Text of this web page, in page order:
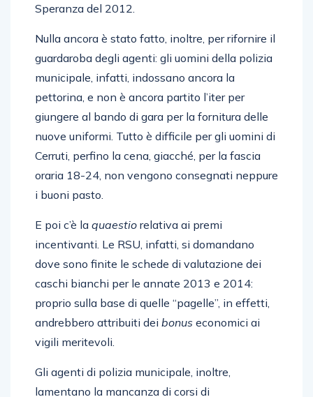
Speranza del 2012.
Nulla ancora è stato fatto, inoltre, per rifornire il
guardaroba degli agenti: gli uomini della polizia
municipale, infatti, indossano ancora la
pettorina, e non è ancora partito l’iter per
giungere al bando di gara per la fornitura delle
nuove uniformi. Tutto è difficile per gli uomini di
Cerruti, perfino la cena, giacché, per la fascia
oraria 18-24, non vengono consegnati neppure
i buoni pasto.
E poi c’è la quaestio relativa ai premi
incentivanti. Le RSU, infatti, si domandano
dove sono finite le schede di valutazione dei
caschi bianchi per le annate 2013 e 2014:
proprio sulla base di quelle “pagelle”, in effetti,
andrebbero attribuiti dei bonus economici ai
vigili meritevoli.
Gli agenti di polizia municipale, inoltre,
lamentano la mancanza di corsi di